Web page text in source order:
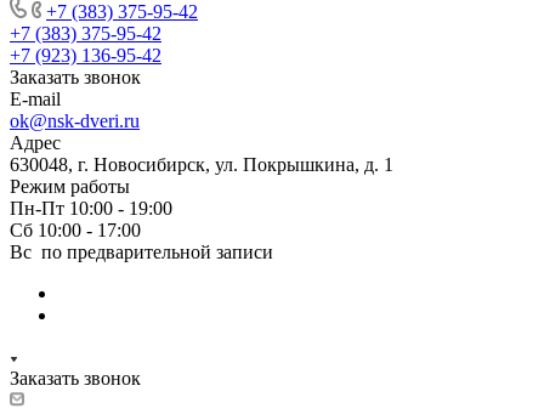
+7 (383) 375-95-42
+7 (383) 375-95-42
+7 (923) 136-95-42
Заказать звонок
E-mail
ok@nsk-dveri.ru
Адрес
630048, г. Новосибирск, ул. Покрышкина, д. 1
Режим работы
Пн-Пт 10:00 - 19:00
Сб 10:00 - 17:00
Вс по предварительной записи
Заказать звонок